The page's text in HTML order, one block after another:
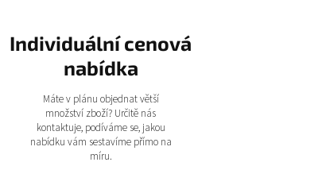
Individuální cenová
nabídka
Máte v plánu objednat větší
množství zboží? Určitě nás
kontaktuje, podíváme se, jakou
nabídku vám sestavíme přímo na
míru.